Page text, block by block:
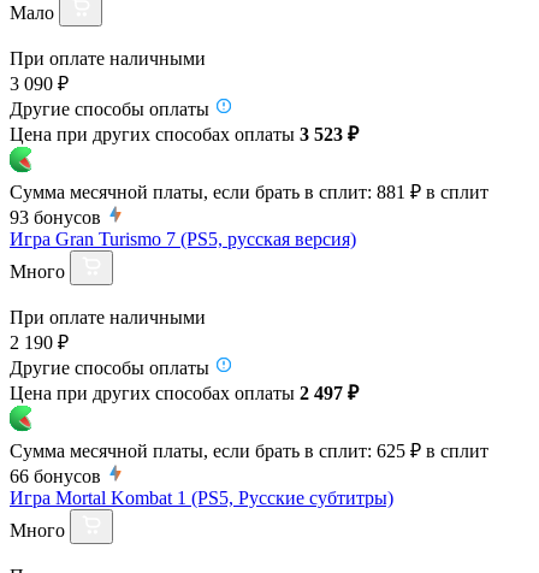
Мало
При оплате наличными
3 090 ₽
Другие способы оплаты
Цена при других способах оплаты 3 523 ₽
Сумма месячной платы, если брать в сплит: 881 ₽ в сплит
93 бонусов
Игра Gran Turismo 7 (PS5, русская версия)
Много
При оплате наличными
2 190 ₽
Другие способы оплаты
Цена при других способах оплаты 2 497 ₽
Сумма месячной платы, если брать в сплит: 625 ₽ в сплит
66 бонусов
Игра Mortal Kombat 1 (PS5, Русские субтитры)
Много